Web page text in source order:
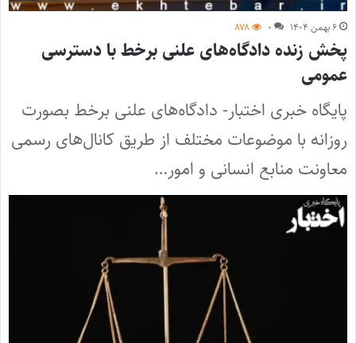
۶ بهمن ۱۴۰۴ ۰ ۸۷۸
پخش زنده دادگاه‌های علنی برخط با دسترسی
عمومی
پایگاه خبری اختبار- دادگاه‌های علنی برخط بصورت
روزانه با موضوعات مختلف از طریق کانال‌های رسمی
معاونت منابع انسانی و امور…